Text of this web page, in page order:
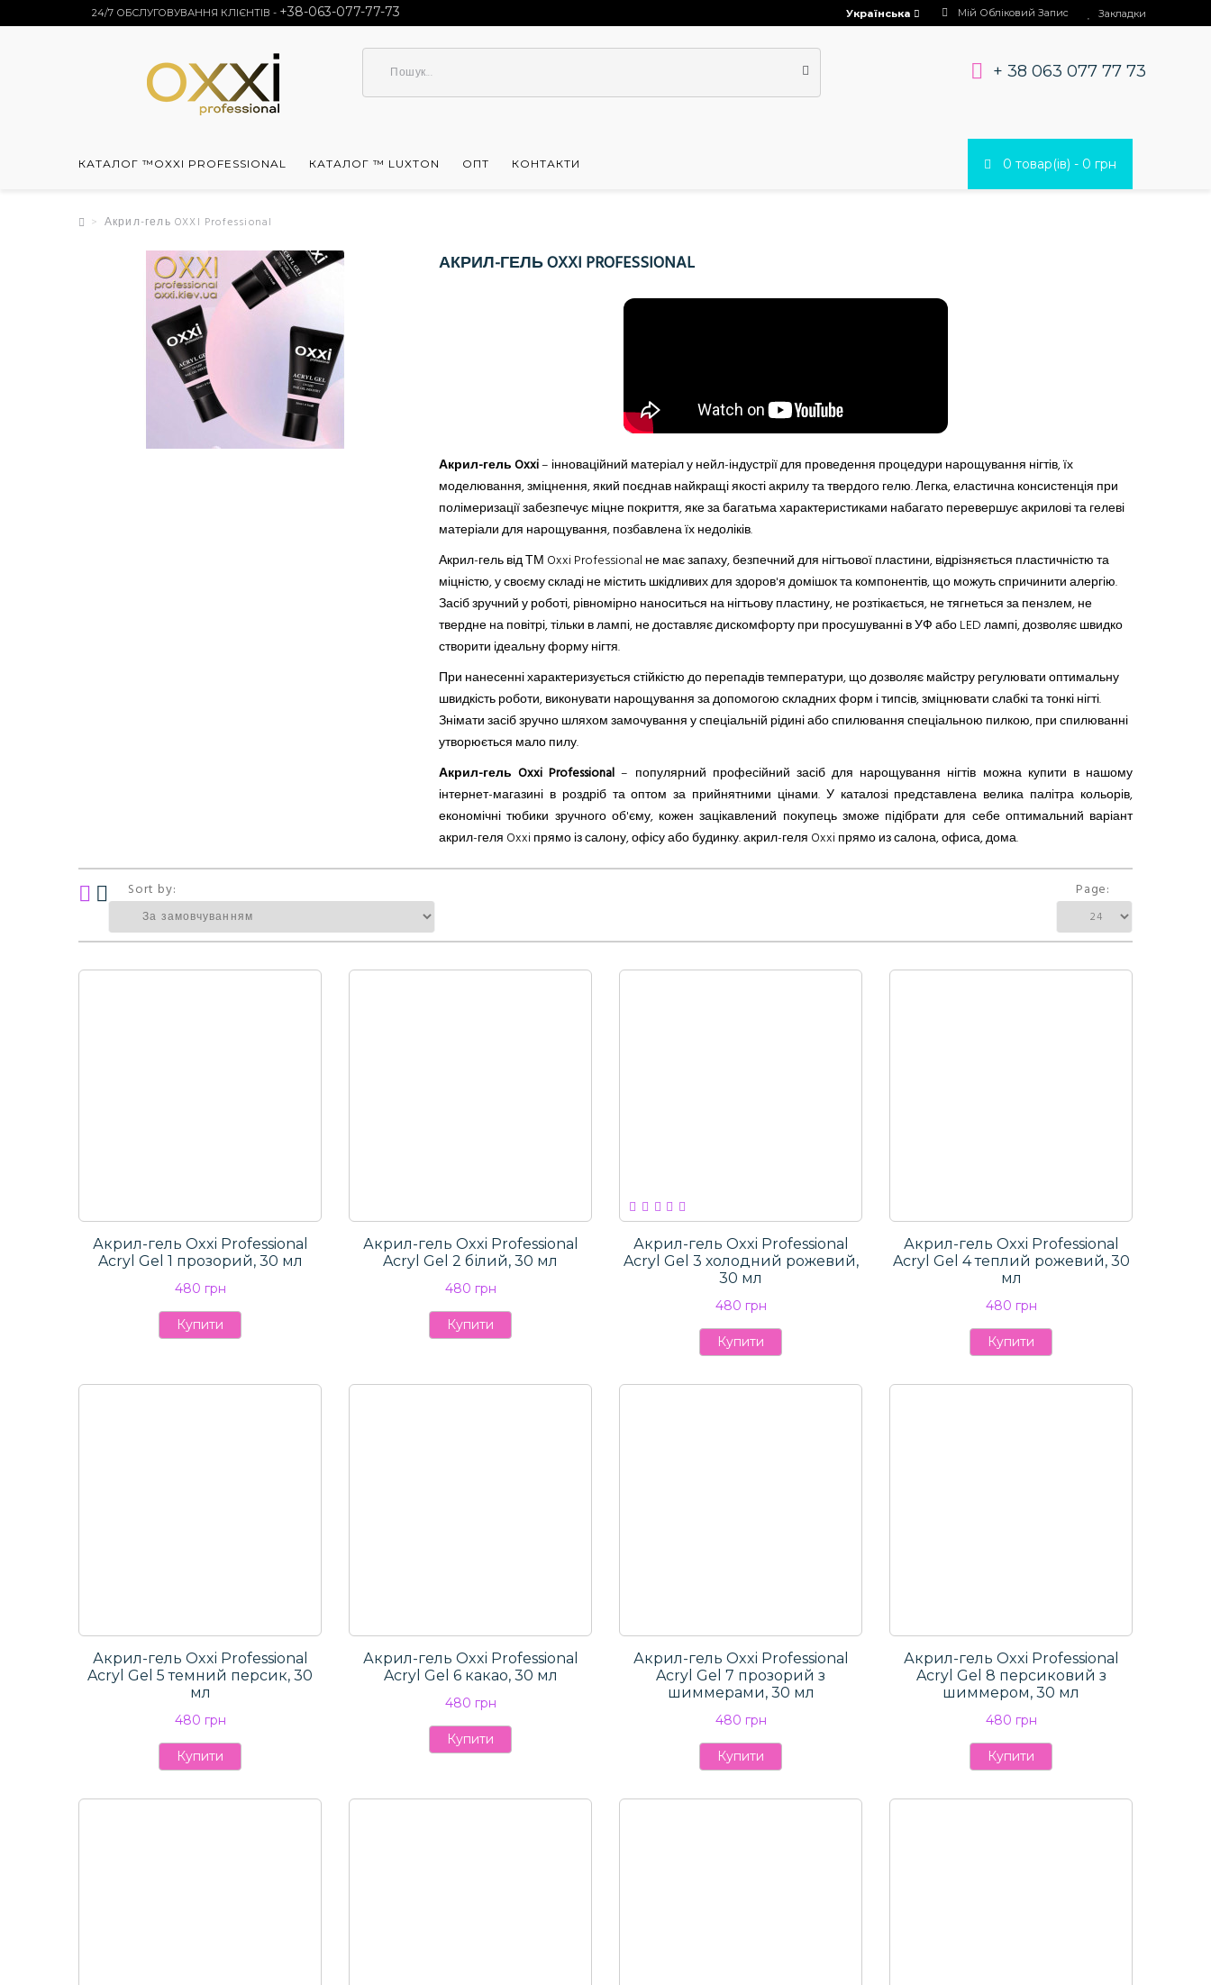
24/7 ОБСЛУГОВУВАННЯ КЛІЄНТІВ - +38-063-077-77-73 Закладки
Мій Обліковий Запис
Українська
+ 38 063 077 77 73
КАТАЛОГ ™OXXI PROFESSIONAL КАТАЛОГ ™ LUXTON ОПТ КОНТАКТИ 0 товар(ів) - 0 грн
Акрил-гель OXXI Professional
АКРИЛ-ГЕЛЬ OXXI PROFESSIONAL
Акрил-гель Oxxi– інноваційний матеріал у нейл-індустрії для проведення процедури нарощування нігтів, їх
моделювання, зміцнення,який поєднав найкращі якості акрилу та твердого гелю. Легка, еластична консистенція при
полімеризації забезпечує міцне покриття, яке за багатьма характеристиками набагато перевершує акрилові та гелеві
матеріали для нарощування, позбавлена ​​їх недоліків.
Акрил-гель від ТМ Oxxi Professional не має запаху, безпечний для нігтьової пластини, відрізняється пластичністюта
міцністю, у своєму складі не містить шкідливих для здоров'я домішоктакомпонентів, що можуть спричинити алергію.
Засіб зручний у роботі, рівномірно наноситься на нігтьову пластину, не розтікається, не тягнеться за пензлем, не
твердненаповітрі, тільки в лампі, не доставляє дискомфорту при просушуваннівУФабоLED лампі, дозволяє швидко
створити ідеальну форму нігтя.
При нанесенні характеризується стійкістю до перепадів температури, що дозволяє майстру регулювати оптимальну
швидкість роботи, виконувати нарощування за допомогою складних форм і типсів, зміцнювати слабкітатонкі нігті.
Знімати засіб зручно шляхом замочування у спеціальній рідині або спилювання спеціальною пилкою, при спилюванні
утворюється мало пилу.
Акрил-гель Oxxi Professional – популярний професійний засіб для нарощування нігтів можна купити в нашому
інтернет-магазині в роздріб таоптом за прийнятними цінами. У каталозі представлена ​​велика палітра кольорів,
економічні тюбики зручного об'єму, кожен зацікавлений покупець зможе підібрати для себе оптимальний варіант
акрил-геля Oxxi прямо із салону, офісуабобудинку. акрил-геля Oxxi прямо из салона, офиса, дома.
Sort by: Page:
Акрил-гель Oxxi Professional
Aсryl Gel 1 прозорий, 30 мл
480 грн
Купити
Акрил-гель Oxxi Professional
Aсryl Gel 2 білий, 30 мл
480 грн
Купити
Акрил-гель Oxxi Professional
Aсryl Gel 3 холодний рожевий,
30 мл
480 грн
Купити
Акрил-гель Oxxi Professional
Aсryl Gel 4 теплий рожевий, 30
мл
480 грн
Купити
Акрил-гель Oxxi Professional
Aсryl Gel 5 темний персик, 30
мл
480 грн
Купити
Акрил-гель Oxxi Professional
Aсryl Gel 6 какао, 30 мл
480 грн
Купити
Акрил-гель Oxxi Professional
Aсryl Gel 7 прозорий з
шиммерами, 30 мл
480 грн
Купити
Акрил-гель Oxxi Professional
Aсryl Gel 8 персиковий з
шиммером, 30 мл
480 грн
Купити